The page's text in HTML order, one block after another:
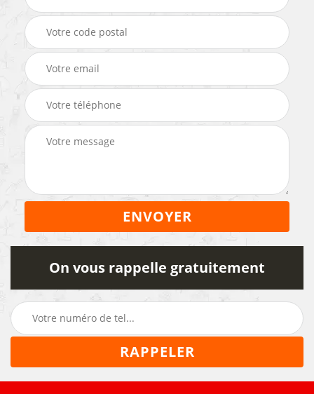
On vous rappelle gratuitement